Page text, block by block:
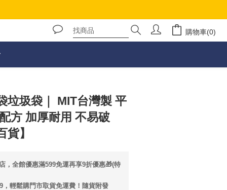
購物車(0)
垃圾袋｜ MIT台灣製 平
方 加厚耐用 不易破
貨】
，全館優惠滿599免運再享9折優惠🎁(特
，輕鬆購門市取貨免運費！隨貨附發